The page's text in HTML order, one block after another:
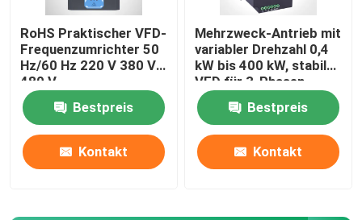
RoHS Praktischer VFD-
Frequenzumrichter 50
Hz/60 Hz 220 V 380 V
480 V
Bestpreis
Kontakt
Mehrzweck-Antrieb mit
variabler Drehzahl 0,4
kW bis 400 kW, stabiler
VFD für 3-Phasen-
Motor
Bestpreis
Kontakt